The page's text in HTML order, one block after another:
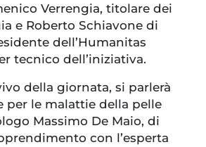
Verrengia, titolare dei
e Roberto Schiavone di
dell’Humanitas
tecnico dell’iniziativa.
della giornata, si parlerà
per le malattie della pelle
Massimo De Maio, di
con l’esperta